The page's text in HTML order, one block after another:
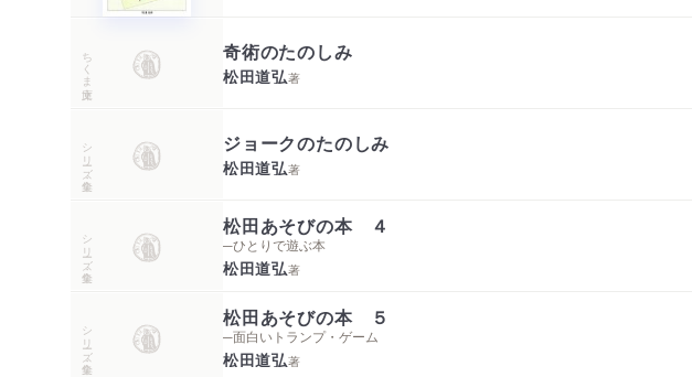
ちくま文庫 奇術のたのしみ
松田道弘著
シリーズ・全集 ジョークのたのしみ
松田道弘著
シリーズ・全集
松田あそびの本 ４
─ひとりで遊ぶ本
松田道弘著
シリーズ・全集
松田あそびの本 ５
─面白いトランプ・ゲーム
松田道弘著